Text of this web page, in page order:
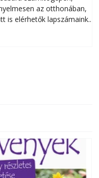
az otthonában,
is elérhetők lapszámaink.